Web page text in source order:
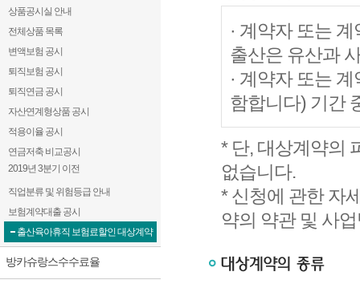
상품공시실 안내
전체상품 목록
변액보험 공시
퇴직보험 공시
퇴직연금 공시
자산연계형상품 공시
적용이율 공시
연금저축 비교공시
2019년 3분기 이전
직업분류 및 위험등급 안내
보험계약대출 공시
출산육아휴직 보험료할인 대상계약
방카슈랑스수수료율
· 계약자 또는
출산은 유산과
· 계약자 또는
함합니다) 기간
* 단, 대상계약의
없습니다.
* 신청에 관한 자
약의 약관 및 사